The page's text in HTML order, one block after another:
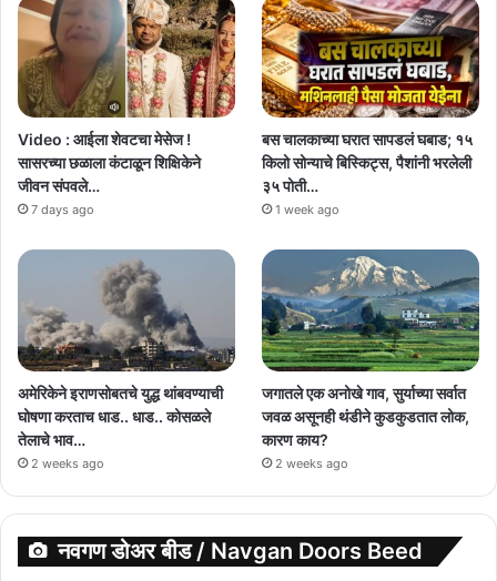
Video : आईला शेवटचा मेसेज !
सासरच्या छळाला कंटाळून शिक्षिकेने
जीवन संपवले…
7 days ago
बस चालकाच्या घरात सापडलं घबाड; १५
किलो सोन्याचे बिस्किट्स, पैशांनी भरलेली
३५ पोती…
1 week ago
अमेरिकेने इराणसोबतचे युद्ध थांबवण्याची
घोषणा करताच धाड.. धाड.. कोसळले
तेलाचे भाव…
2 weeks ago
जगातले एक अनोखे गाव, सुर्याच्या सर्वात
जवळ असूनही थंडीने कुडकुडतात लोक,
कारण काय?
2 weeks ago
नवगण डोअर बीड / Navgan Doors Beed